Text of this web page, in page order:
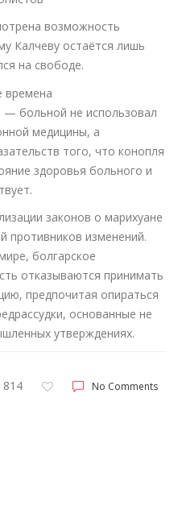
возможность
Калчеву остаётся лишь
на свободе.
— больной не использовал
медицины, а
того, что конопля
здоровья больного и
законов о марихуане
противников изменений.
болгарское
отказываются принимать
предпочитая опираться
основанные не
утверждениях.
814 No Comments